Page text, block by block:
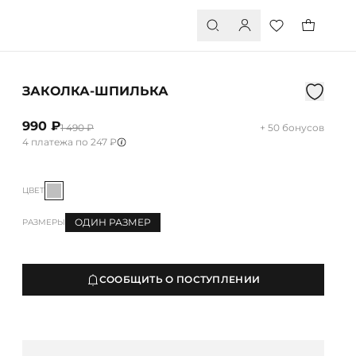
ЗАКОЛКА-ШПИЛЬКА
990 ₽1 490 ₽
+ 50 бонусов
4 платежа по 247 ₽
ЦВЕТ
РАЗМЕРЫ ОДИН РАЗМЕР
СООБЩИТЬ О ПОСТУПЛЕНИИ